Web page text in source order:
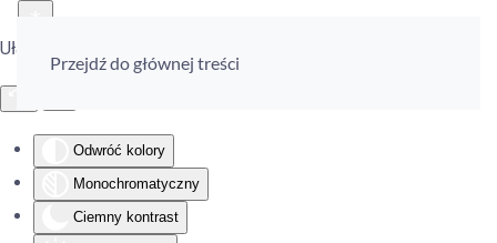
Ułatwienia dostępu
Odwróć kolory
Monochromatyczny
Ciemny kontrast
Przejdź do głównej treści